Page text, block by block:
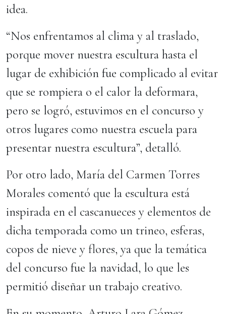
idea.
“Nos enfrentamos al clima y al traslado,
porque mover nuestra escultura hasta el
lugar de exhibición fue complicado al evitar
que se rompiera o el calor la deformara,
pero se logró, estuvimos en el concurso y
otros lugares como nuestra escuela para
presentar nuestra escultura”, detalló.
Por otro lado, María del Carmen Torres
Morales comentó que la escultura está
inspirada en el cascanueces y elementos de
dicha temporada como un trineo, esferas,
copos de nieve y flores, ya que la temática
del concurso fue la navidad, lo que les
permitió diseñar un trabajo creativo.